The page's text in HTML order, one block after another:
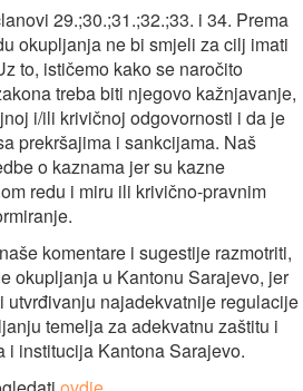
29.;30.;31.;32.;33. i 34. Prema
okupljanja ne bi smjeli za cilj imati
to, ističemo kako se naročito
treba biti njegovo kažnjavanje,
i/ili krivičnoj odgovornosti i da je
prekršajima i sankcijama. Naš
o kaznama jer su kazne
redu i miru ili krivično-pravnim
komentare i sugestije razmotriti,
okupljanja u Kantonu Sarajevo, jer
utvrđivanju najadekvatnije regulacije
temelja za adekvatnu zaštitu i
institucija Kantona Sarajevo.